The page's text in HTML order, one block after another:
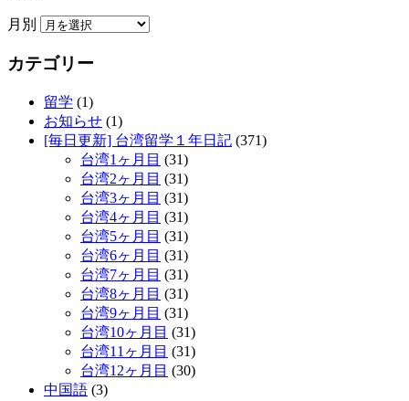
月別
カテゴリー
留学 (1)
お知らせ (1)
[毎日更新] 台湾留学１年日記 (371)
台湾1ヶ月目 (31)
台湾2ヶ月目 (31)
台湾3ヶ月目 (31)
台湾4ヶ月目 (31)
台湾5ヶ月目 (31)
台湾6ヶ月目 (31)
台湾7ヶ月目 (31)
台湾8ヶ月目 (31)
台湾9ヶ月目 (31)
台湾10ヶ月目 (31)
台湾11ヶ月目 (31)
台湾12ヶ月目 (30)
中国語 (3)